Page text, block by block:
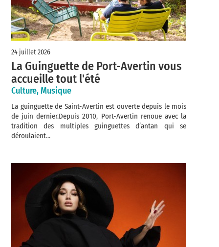
24 juillet 2026
La Guinguette de Port-Avertin vous
accueille tout l'été
Culture, Musique
La guinguette de Saint-Avertin est ouverte depuis le mois
de juin dernier.Depuis 2010, Port-Avertin renoue avec la
tradition des multiples guinguettes d’antan qui se
déroulaient...